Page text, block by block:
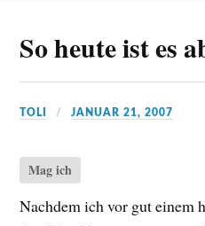
So heute ist es
TOLI JANUAR 21, 2007
Mag ich
Nachdem ich vor gut einem